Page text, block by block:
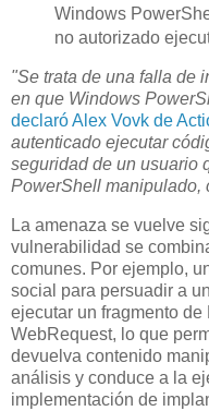
Windows
no autorizado
"Se trata de una falla de
en que Windows
declaró Alex Vovk de
autenticado ejecutar
seguridad de un usuario
PowerShell manipulado,
La amenaza se vuelve
vulnerabilidad se
comunes. Por ejemplo,
social para persuadir a
ejecutar un fragmento
WebRequest, lo que
devuelva contenido
análisis y conduce a la
implementación de